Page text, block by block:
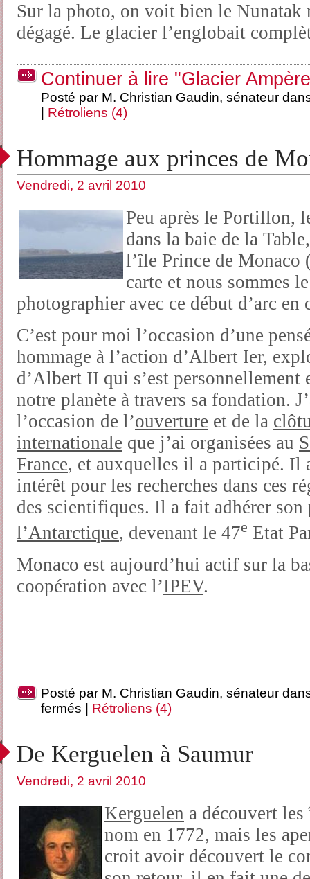
Sur la photo, on voit bien le Nunatak
dégagé. Le glacier l’englobait
Continuer à lire "Glacier
Posté par M. Christian Gaudin, sénateur
Rétroliens (4)
Hommage aux princes de
Vendredi, 2 avril 2010
Peu après le Portillon,
dans la baie de la
l’île Prince de Monaco
carte et nous sommes
photographier avec ce début d’arc en
C’est pour moi l’occasion d’une
hommage à l’action d’Albert Ier,
d’Albert II qui s’est personnellement
notre planète à travers sa fondation.
l’occasion de l’ouverture et de la
internationale que j’ai organisées au
France, et auxquelles il a participé. Il
intérêt pour les recherches dans ces
des scientifiques. Il a fait adhérer
l’Antarctique, devenant le 47e Etat
Monaco est aujourd’hui actif sur la
coopération avec l’IPEV.
Posté par M. Christian Gaudin, sénateur
fermés
Rétroliens (4)
De Kerguelen à Saumur
Vendredi, 2 avril 2010
Kerguelen a découvert
nom en 1772, mais les
croit avoir découvert le